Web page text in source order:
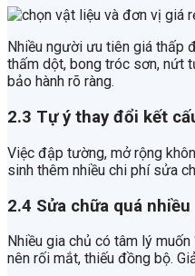
Nhiều người ưu tiên giá thấp
thấm dột, bong tróc sơn, nứt
bảo hành rõ ràng.
2.3 Tự ý thay đổi kết
Việc đập tường, mở rộng
sinh thêm nhiều chi phí sửa
2.4 Sửa chữa quá
Nhiều gia chủ có tâm lý
nên rối mắt, thiếu đồng bộ.